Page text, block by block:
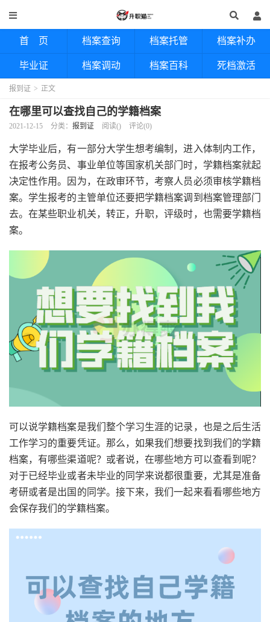
首 页 档案查询 档案托管 档案补办
毕业证 档案调动 档案百科 死档激活
报到证 > 正文
在哪里可以查找自己的学籍档案
2021-12-15 分类： 报到证 阅读() 评论(0)
大学毕业后，有一部分大学生想考编制，进入体制内工作，
在报考公务员、事业单位等国家机关部门时，学籍档案就起
决定性作用。因为，在政审环节，考察人员必须审核学籍档
案。学生报考的主管单位还要把学籍档案调到档案管理部门
去。在某些职业机关，转正，升职，评级时，也需要学籍档
案。
可以说学籍档案是我们整个学习生涯的记录，也是之后生活
工作学习的重要凭证。那么，如果我们想要找到我们的学籍
档案，有哪些渠道呢？或者说，在哪些地方可以查看到呢？
对于已经毕业或者未毕业的同学来说都很重要，尤其是准备
考研或者是出国的同学。接下来，我们一起来看看哪些地方
会保存我们的学籍档案。